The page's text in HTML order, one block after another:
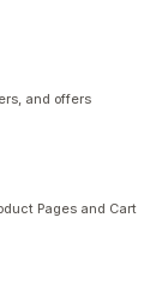
and offers
Pages and Cart